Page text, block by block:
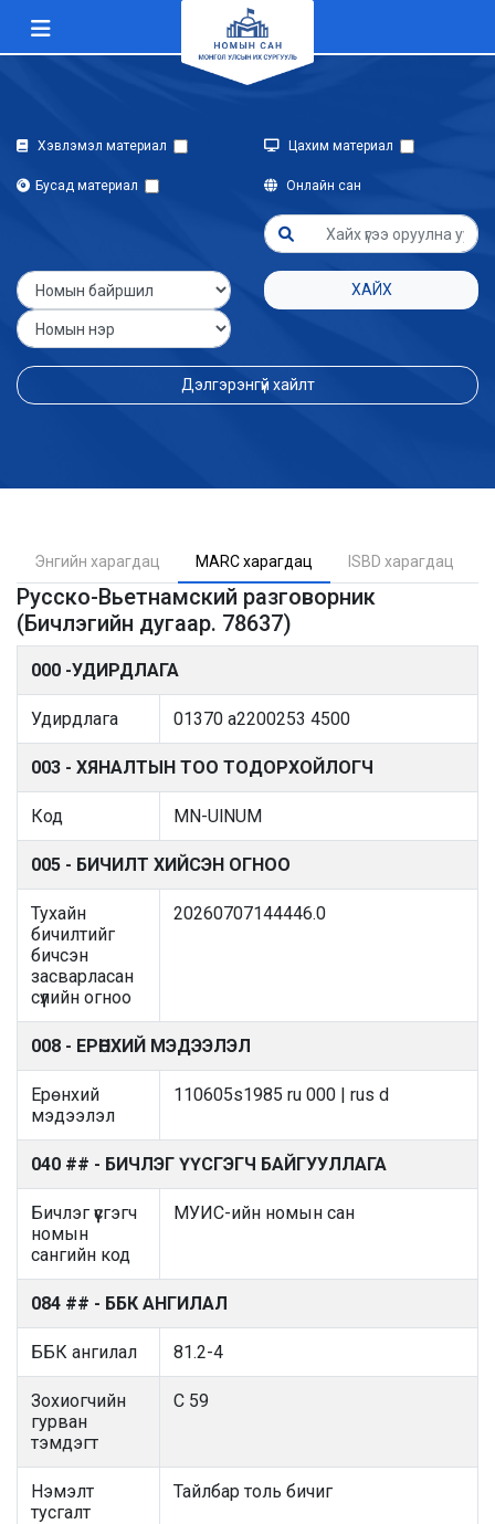
Хэвлэмэл материал Цахим материал
Бусад материал Онлайн сан
ХАЙХ
Дэлгэрэнгүй хайлт
Энгийн харагдац MARC харагдац ISBD харагдац
Русско-Вьетнамский разговорник
(Бичлэгийн дугаар. 78637)
000 -УДИРДЛАГА
Удирдлага 01370 a2200253 4500
003 - ХЯНАЛТЫН ТОО ТОДОРХОЙЛОГЧ
Код MN-UlNUM
005 - БИЧИЛТ ХИЙСЭН ОГНОО
Тухайн
бичилтийг
бичсэн
засварласан
сүүлийн огноо
20260707144446.0
008 - ЕРӨНХИЙ МЭДЭЭЛЭЛ
Ерөнхий
мэдээлэл
110605s1985 ru 000 | rus d
040 ## - БИЧЛЭГ ҮҮСГЭГЧ БАЙГУУЛЛАГА
Бичлэг үүсгэгч
номын
сангийн код
МУИС-ийн номын сан
084 ## - ББК АНГИЛАЛ
ББК ангилал 81.2-4
Зохиогчийн
гурван
тэмдэгт
С 59
Нэмэлт
тусгалт
Тайлбар толь бичиг